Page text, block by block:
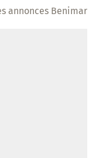
annonces Benimar